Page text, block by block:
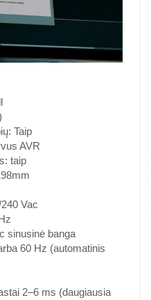
Taip
AVR
taip
Vac
sinusinė banga
60 Hz (automatinis
2–6 ms (daugiausia